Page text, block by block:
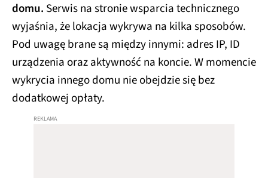
domu. Serwis na stronie wsparcia technicznego
wyjaśnia, że lokacja wykrywa na kilka sposobów.
Pod uwagę brane są między innymi: adres IP, ID
urządzenia oraz aktywność na koncie. W momencie
wykrycia innego domu nie obejdzie się bez
dodatkowej opłaty.